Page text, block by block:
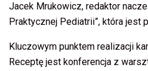
Jacek Mrukowicz, redaktor
Praktycznej Pediatrii”, która jest
Kluczowym punktem realizacji
Receptę jest konferencja z